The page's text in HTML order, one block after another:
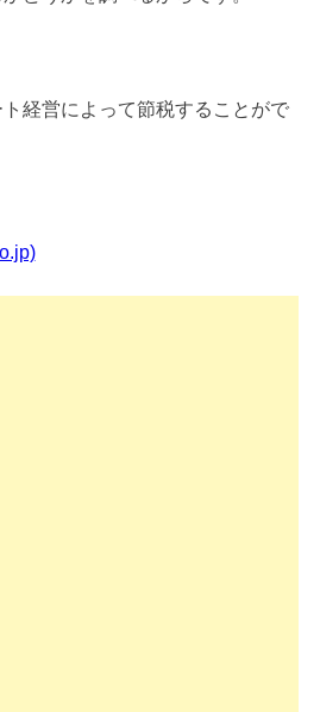
経営によって節税することがで